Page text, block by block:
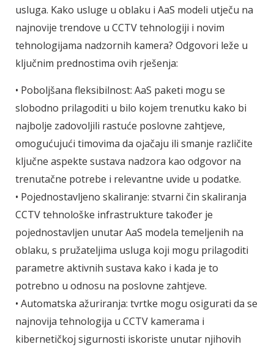
usluga. Kako usluge u oblaku i AaS modeli utječu na
najnovije trendove u CCTV tehnologiji i novim
tehnologijama nadzornih kamera? Odgovori leže u
ključnim prednostima ovih rješenja:
• Poboljšana fleksibilnost: AaS paketi mogu se
slobodno prilagoditi u bilo kojem trenutku kako bi
najbolje zadovoljili rastuće poslovne zahtjeve,
omogućujući timovima da ojačaju ili smanje različite
ključne aspekte sustava nadzora kao odgovor na
trenutačne potrebe i relevantne uvide u podatke.
• Pojednostavljeno skaliranje: stvarni čin skaliranja
CCTV tehnološke infrastrukture također je
pojednostavljen unutar AaS modela temeljenih na
oblaku, s pružateljima usluga koji mogu prilagoditi
parametre aktivnih sustava kako i kada je to
potrebno u odnosu na poslovne zahtjeve.
• Automatska ažuriranja: tvrtke mogu osigurati da se
najnovija tehnologija u CCTV kamerama i
kibernetičkoj sigurnosti iskoriste unutar njihovih